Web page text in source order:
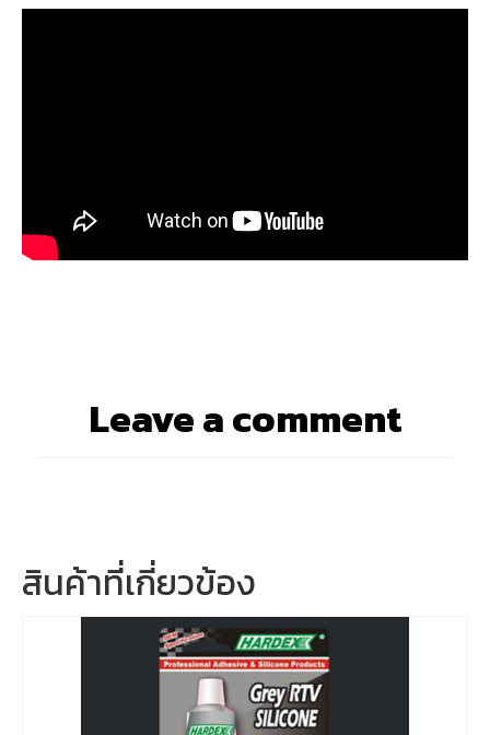
Leave a comment
สินค้าที่เกี่ยวข้อง